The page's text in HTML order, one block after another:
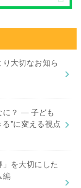
り大切なお知ら
に？ ― 子ども
る”に変える視点
を大切にした
編